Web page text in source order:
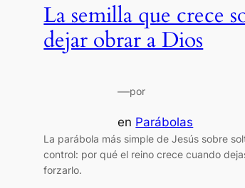
La semilla que crece
dejar obrar a Dios
—por
en Parábolas
La parábola más simple de Jesús sobre
control: por qué el reino crece cuando
forzarlo.